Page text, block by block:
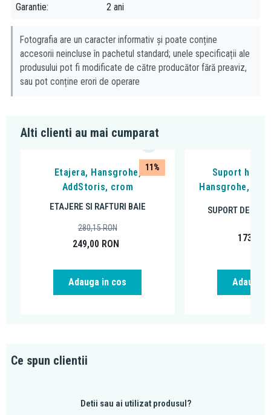
Garantie 2 ani
Fotografia are un caracter informativ și poate conține
accesorii neincluse în pachetul standard; unele specificații ale
produsului pot fi modificate de către producător fără preaviz,
sau pot conține erori de operare
Alti clienti au mai cumparat
11%
Etajera, Hansgrohe,
AddStoris, crom
ETAJERE SI RAFTURI BAIE
249,00 RON
280,15RON
Adauga in cos
Suport
Hansgrohe,
SUPORT DE
173,30
Adauga
Ce spun clientii
Detii sau ai utilizat produsul?